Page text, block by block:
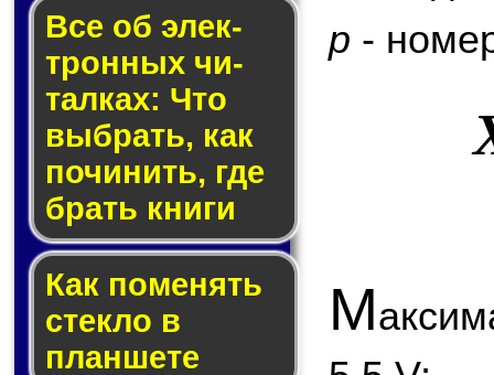
Все об элек­
трон­ных чи­
тал­ках: Что
выб­рать, как
по­чи­нить, где
брать кни­ги
Как по­ме­нять
стек­ло в
планшете
p -
М